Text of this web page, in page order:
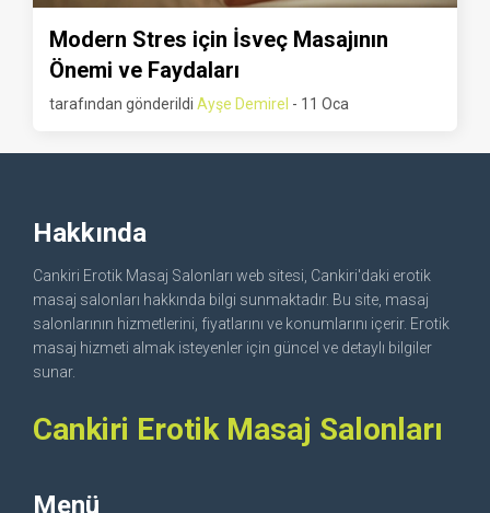
Modern Stres için İsveç Masajının
Önemi ve Faydaları
tarafından gönderildi Ayşe Demirel - 11 Oca
Hakkında
Cankiri Erotik Masaj Salonları web sitesi, Cankiri'daki erotik
masaj salonları hakkında bilgi sunmaktadır. Bu site, masaj
salonlarının hizmetlerini, fiyatlarını ve konumlarını içerir. Erotik
masaj hizmeti almak isteyenler için güncel ve detaylı bilgiler
sunar.
Cankiri Erotik Masaj Salonları
Menü